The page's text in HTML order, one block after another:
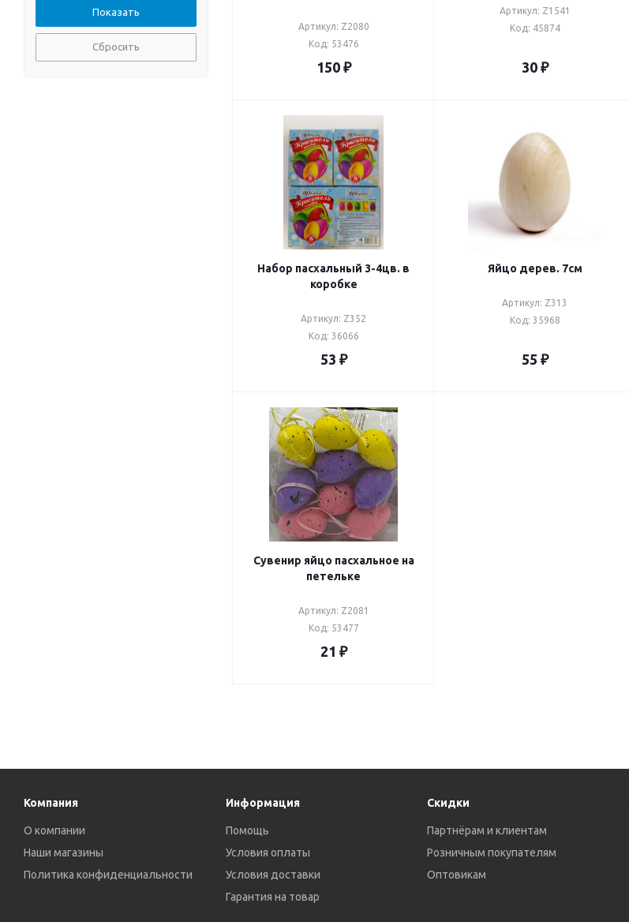
Артикул: Z2080
Код: 53476
150₽
Артикул: Z1541
Код: 45874
30₽
Набор пасхальный 3-4цв. в
коробке
Артикул: Z352
Код: 36066
53 ₽
Яйцо дерев. 7см
Артикул: Z313
Код: 35968
55 ₽
Сувенир яйцо пасхальное на
петельке
Артикул: Z2081
Код: 53477
21 ₽
Сбросить
Компания
О компании
Наши магазины
Политика конфиденциальности
Информация
Помощь
Условия оплаты
Условия доставки
Гарантия на товар
Скидки
Партнёрам и клиентам
Розничным покупателям
Оптовикам